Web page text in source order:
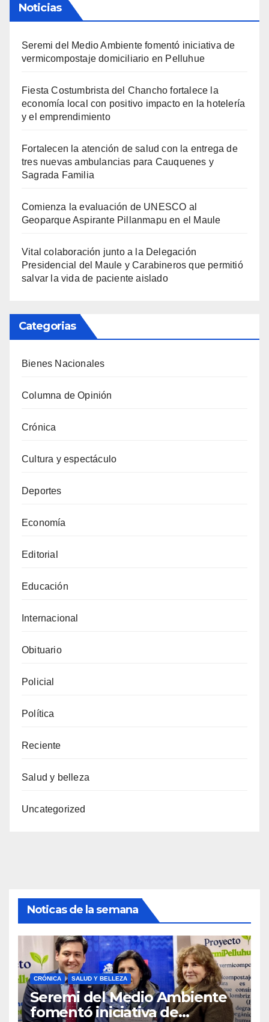
Noticias
Seremi del Medio Ambiente fomentó iniciativa de
vermicompostaje domiciliario en Pelluhue
Fiesta Costumbrista del Chancho fortalece la
economía local con positivo impacto en la hotelería
y el emprendimiento
Fortalecen la atención de salud con la entrega de
tres nuevas ambulancias para Cauquenes y
Sagrada Familia
Comienza la evaluación de UNESCO al
Geoparque Aspirante Pillanmapu en el Maule
Vital colaboración junto a la Delegación
Presidencial del Maule y Carabineros que permitió
salvar la vida de paciente aislado
Categorias
Bienes Nacionales
Columna de Opinión
Crónica
Cultura y espectáculo
Deportes
Economía
Editorial
Educación
Internacional
Obituario
Policial
Política
Reciente
Salud y belleza
Uncategorized
Noticas de la semana
CRÓNICA SALUD Y BELLEZA
Seremi del Medio Ambiente
fomentó iniciativa de